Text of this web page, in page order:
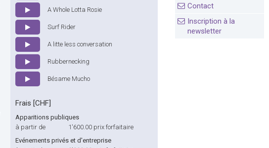
A Whole Lotta Rosie
Surf Rider
A litte less conversation
Rubbernecking
Bésame Mucho
Frais [CHF]
Apparitions publiques
à partir de
1'600.00 prix forfaitaire
Evénements privés et d'entreprise
Contact
Inscription à la
newsletter